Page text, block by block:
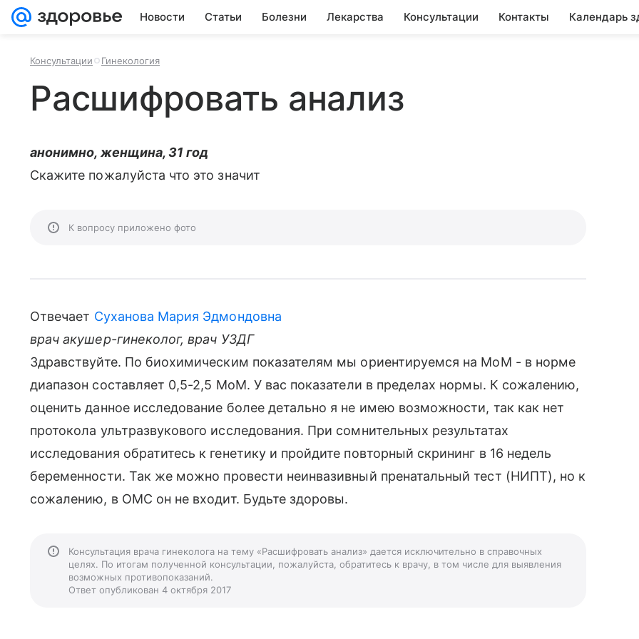
Новости Статьи Болезни Лекарства Консультации Контакты Календарь
Консультации Гинекология
Расшифровать анализ
анонимно, женщина, 31 год
Скажите пожалуйста что это значит
К вопросу приложено фото
Отвечает Суханова Мария Эдмондовна
врач акушер-гинеколог, врач УЗДГ
Здравствуйте. По биохимическим показателям мы ориентируемся на МоМ - в норме
диапазон составляет 0,5-2,5 МоМ. У вас показатели в пределах нормы. К сожалению,
оценить данное исследование более детально я не имею возможности, так как нет
протокола ультразвукового исследования. При сомнительных результатах
исследования обратитесь к генетику и пройдите повторный скрининг в 16 недель
беременности. Так же можно провести неинвазивный пренатальный тест (НИПТ), но к
сожалению, в ОМС он не входит. Будьте здоровы.
Консультация врача гинеколога на тему «Расшифровать анализ» дается исключительно в справочных
целях. По итогам полученной консультации, пожалуйста, обратитесь к врачу, в том числе для выявления
возможных противопоказаний.
Ответ опубликован 4 октября 2017